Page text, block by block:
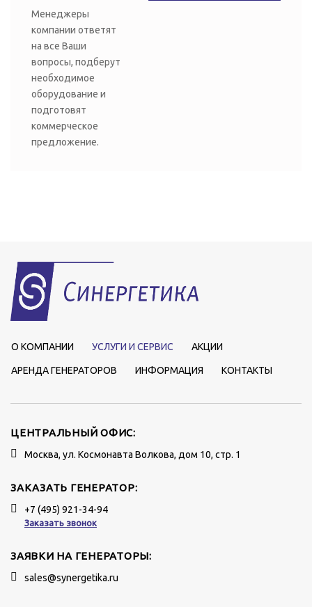
Менеджеры
компании ответят
на все Ваши
вопросы, подберут
необходимое
оборудование и
подготовят
коммерческое
предложение.
О КОМПАНИИ УСЛУГИ И СЕРВИС АКЦИИ
АРЕНДА ГЕНЕРАТОРОВ ИНФОРМАЦИЯ КОНТАКТЫ
ЦЕНТРАЛЬНЫЙ ОФИС:
Москва, ул. Космонавта Волкова, дом 10, стр. 1
ЗАКАЗАТЬ ГЕНЕРАТОР:
+7 (495) 921-34-94
Заказать звонок
ЗАЯВКИ НА ГЕНЕРАТОРЫ:
sales@synergetika.ru